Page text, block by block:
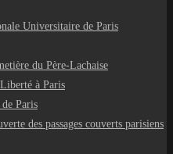
Universitaire de Paris
du Père-Lachaise
à Paris
Paris
des passages couverts parisiens